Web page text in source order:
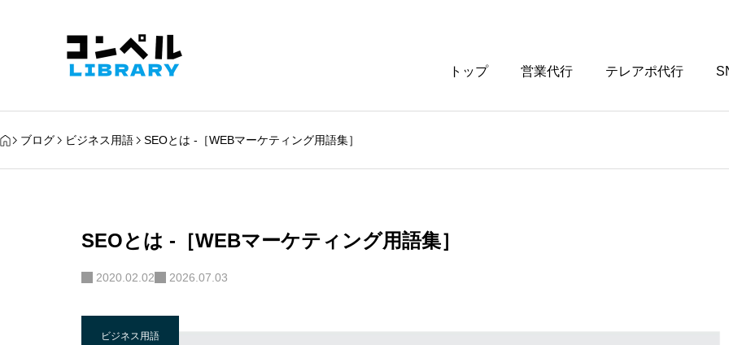
トップ 営業代行 テレアポ代行
ブログ ビジネス用語 SEOとは -［WEBマーケティング用語集］
SEOとは -［WEBマーケティング用語集］
2020.02.02 2026.07.03
ビジネス用語